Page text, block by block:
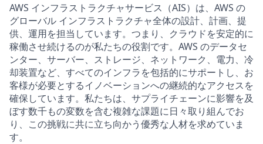
AWS インフラストラクチャサービス（AIS）は、AWS の
グローバル インフラストラクチャ全体の設計、計画、提
供、運用を担当しています。つまり、クラウドを安定的に
稼働させ続けるのが私たちの役割です。AWS のデータセ
ンター、サーバー、ストレージ、ネットワーク、電力、冷
却装置など、すべてのインフラを包括的にサポートし、お
客様が必要とするイノベーションへの継続的なアクセスを
確保しています。私たちは、サプライチェーンに影響を及
ぼす数千もの変数を含む複雑な課題に日々取り組んでお
り、この挑戦に共に立ち向かう優秀な人材を求めていま
す。